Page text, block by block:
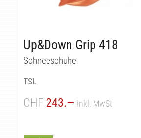
Up&Down Grip 418
Schneeschuhe
TSL
CHF 243.— inkl. MwSt